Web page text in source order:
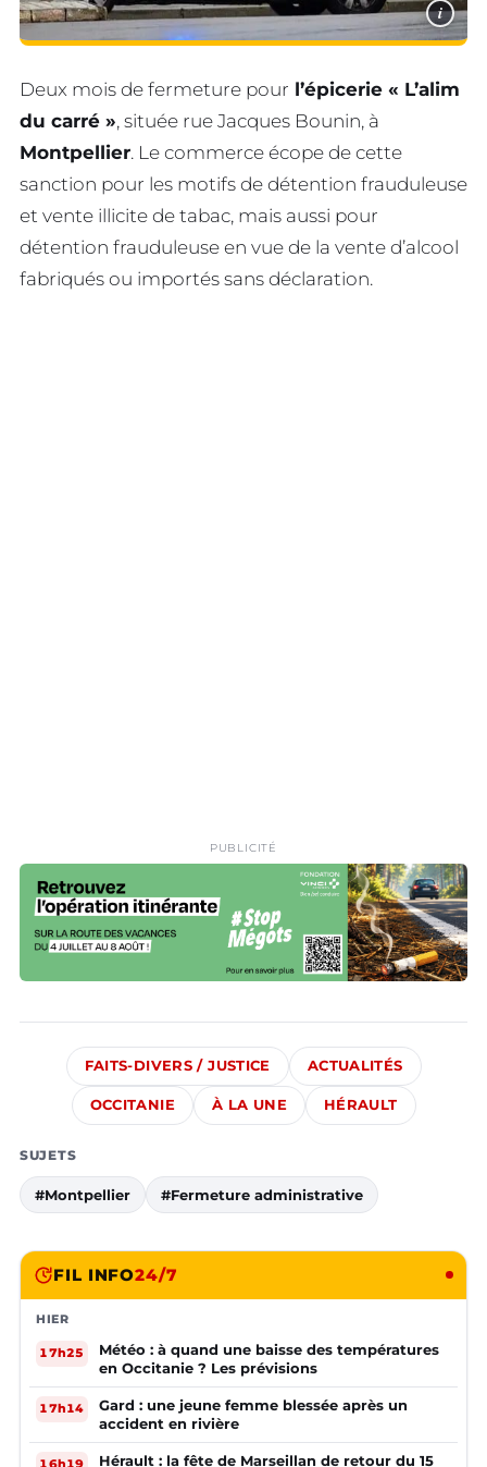
i
Deux mois de fermeture pour l’épicerie « L’alim
du carré », située rue Jacques Bounin, à
Montpellier. Le commerce écope de cette
sanction pour les motifs de détention frauduleuse
et vente illicite de tabac, mais aussi pour
détention frauduleuse en vue de la vente d’alcool
fabriqués ou importés sans déclaration.
PUBLICITÉ
FAITS-DIVERS / JUSTICE ACTUALITÉS
OCCITANIE À LA UNE HÉRAULT
SUJETS
#Montpellier #Fermeture administrative
FIL INFO24/7
HIER
17h25
Météo : à quand une baisse des températures
en Occitanie ? Les prévisions
17h14
Gard : une jeune femme blessée après un
accident en rivière
Hérault : la fête de Marseillan de retour du 15